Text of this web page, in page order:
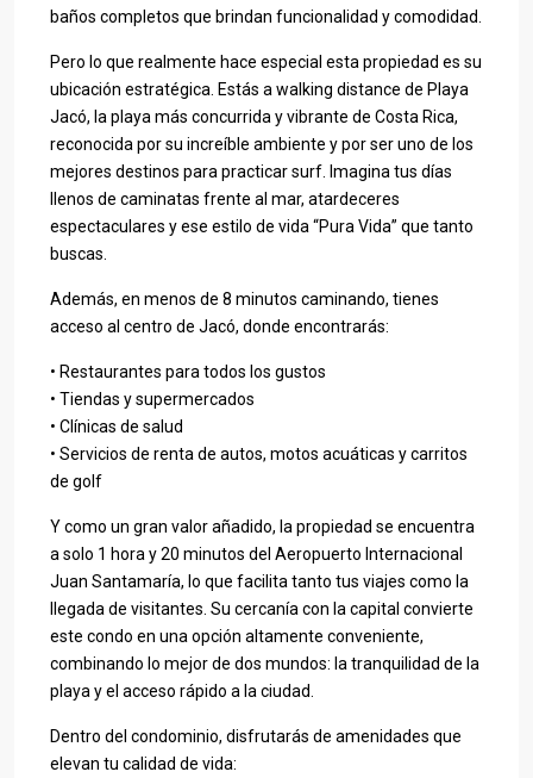
baños completos que brindan funcionalidad y comodidad.
Pero lo que realmente hace especial esta propiedad es su
ubicación estratégica. Estás a walking distance de Playa
Jacó, la playa más concurrida y vibrante de Costa Rica,
reconocida por su increíble ambiente y por ser uno de los
mejores destinos para practicar surf. Imagina tus días
llenos de caminatas frente al mar, atardeceres
espectaculares y ese estilo de vida “Pura Vida” que tanto
buscas.
Además, en menos de 8 minutos caminando, tienes
acceso al centro de Jacó, donde encontrarás:
• Restaurantes para todos los gustos
• Tiendas y supermercados
• Clínicas de salud
• Servicios de renta de autos, motos acuáticas y carritos
de golf
Y como un gran valor añadido, la propiedad se encuentra
a solo 1 hora y 20 minutos del Aeropuerto Internacional
Juan Santamaría, lo que facilita tanto tus viajes como la
llegada de visitantes. Su cercanía con la capital convierte
este condo en una opción altamente conveniente,
combinando lo mejor de dos mundos: la tranquilidad de la
playa y el acceso rápido a la ciudad.
Dentro del condominio, disfrutarás de amenidades que
elevan tu calidad de vida: